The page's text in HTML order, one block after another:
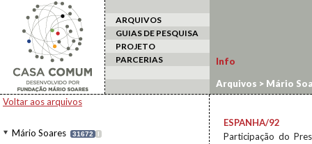
ARQUIVOS
GUIAS DE PESQUISA
PROJETO
PARCERIAS
Voltar aos arquivos
Mário Soares 31672 I
Info
Arquivos > Mário
estrangeiro>
ESPANHA/92
Participação do